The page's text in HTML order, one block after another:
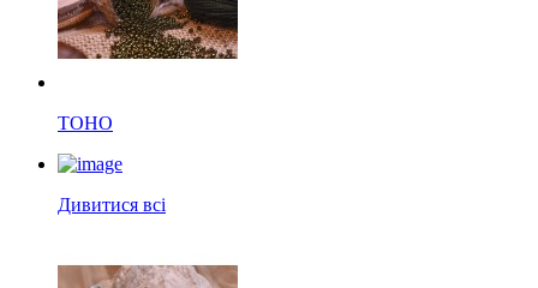
TOHO
Дивитися всі